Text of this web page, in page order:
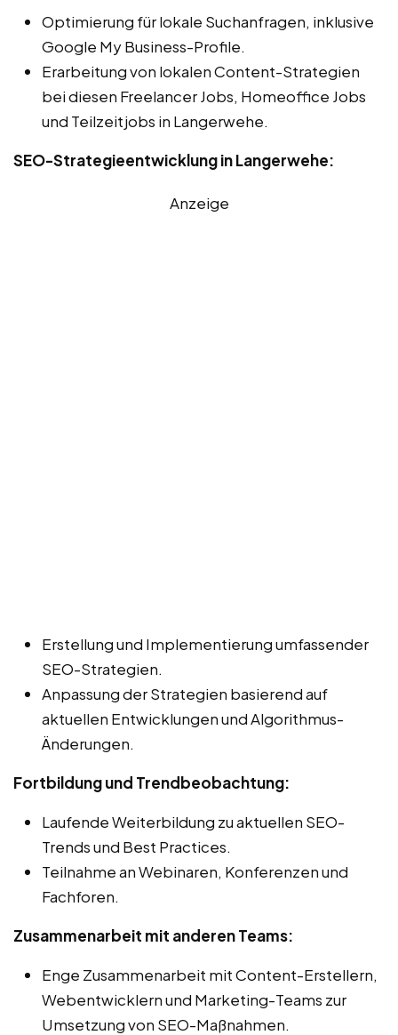
Optimierung für lokale Suchanfragen, inklusive
Google My Business-Profile.
Erarbeitung von lokalen Content-Strategien
bei diesen Freelancer Jobs, Homeoffice Jobs
und Teilzeitjobs in Langerwehe.
SEO-Strategieentwicklung in Langerwehe:
Anzeige
Erstellung und Implementierung umfassender
SEO-Strategien.
Anpassung der Strategien basierend auf
aktuellen Entwicklungen und Algorithmus-
Änderungen.
Fortbildung und Trendbeobachtung:
Laufende Weiterbildung zu aktuellen SEO-
Trends und Best Practices.
Teilnahme an Webinaren, Konferenzen und
Fachforen.
Zusammenarbeit mit anderen Teams:
Enge Zusammenarbeit mit Content-Erstellern,
Webentwicklern und Marketing-Teams zur
Umsetzung von SEO-Maßnahmen.